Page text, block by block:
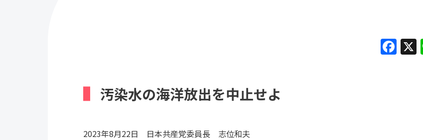
F
a
汚染水の海洋放出を中止せよ
2023年8月22日 日本共産党委員長 志位和夫